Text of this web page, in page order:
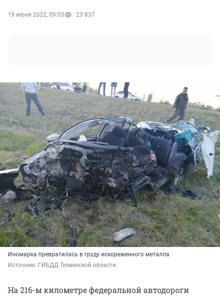
19 июня 2022, 09:05 23 837
Иномарка превратилась в груду искореженного металла
Источник: ГИБДД Тюменской области
На 216-м километре федеральной автодороги